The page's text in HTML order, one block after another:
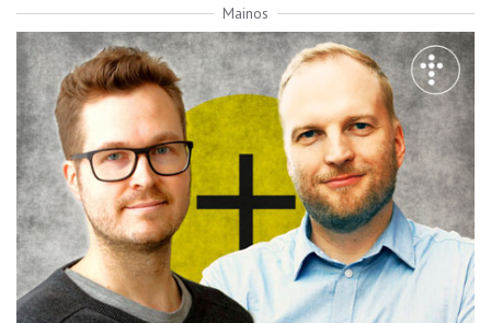
Mainos